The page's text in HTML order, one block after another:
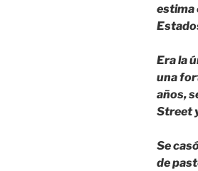
estima
Era la
una
años,
Street
Se
de